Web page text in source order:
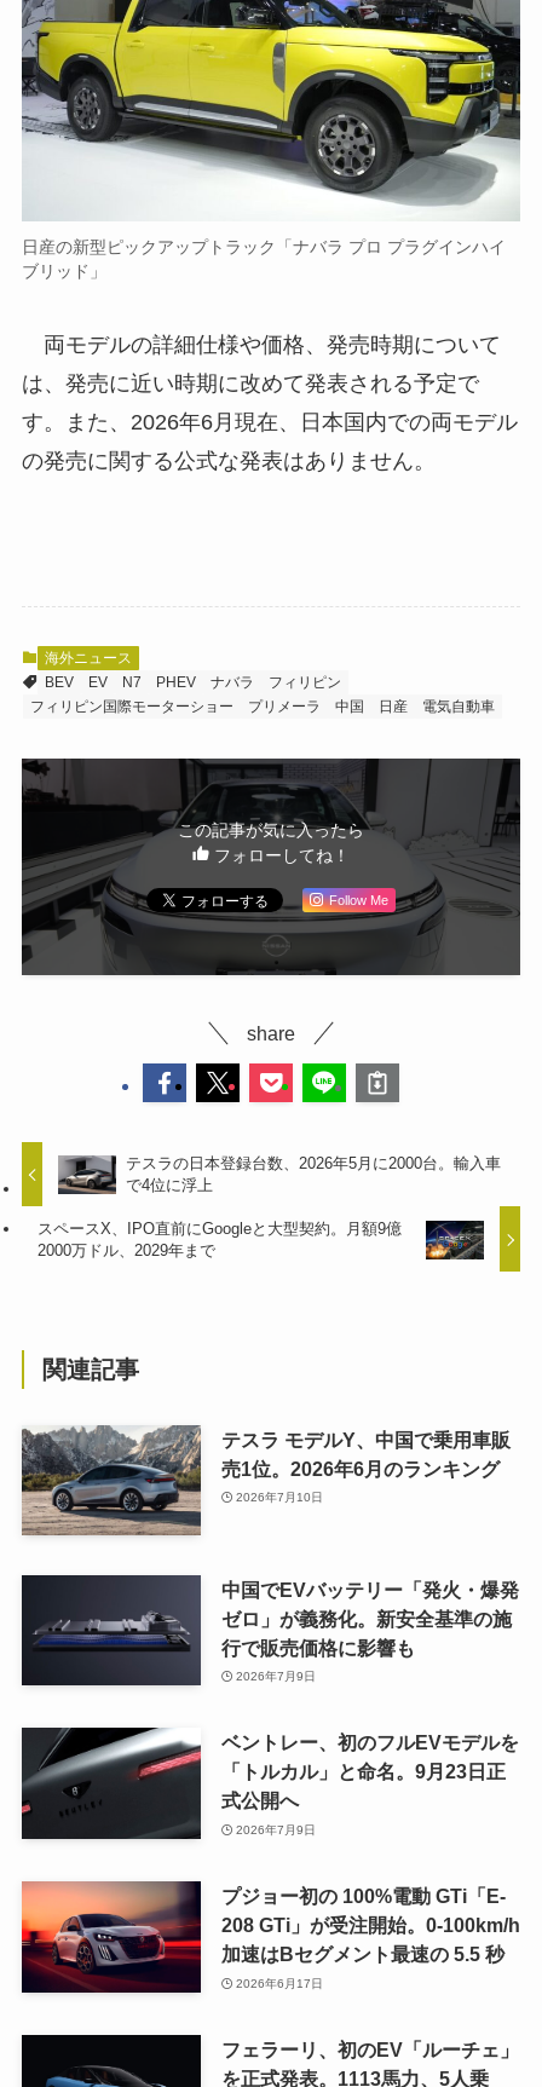
日産の新型ピックアップトラック「ナバラ プロ プラグインハイ
ブリッド」
両モデルの詳細仕様や価格、発売時期について
は、発売に近い時期に改めて発表される予定で
す。また、2026年6月現在、日本国内での両モデル
の発売に関する公式な発表はありません。
海外ニュース
BEV
EV N7 PHEV ナバラ
フィリピン
フィリピン国際モーターショー
プリメーラ 中国 日産 電気自動車
この記事が気に入ったら
フォローしてね！
Follow Me
share
テスラの日本登録台数、2026年5月に2000台。輸入車
で4位に浮上
スペースX、IPO直前にGoogleと大型契約。月額9億
2000万ドル、2029年まで
関連記事
テスラ モデルY、中国で乗用車販
売1位。2026年6月のランキング
2026年7月10日
中国でEVバッテリー「発火・爆発
ゼロ」が義務化。新安全基準の施
行で販売価格に影響も
2026年7月9日
ベントレー、初のフルEVモデルを
「トルカル」と命名。9月23日正
式公開へ
2026年7月9日
プジョー初の 100%電動 GTi「E-
208 GTi」が受注開始。0-100km/h
加速はBセグメント最速の 5.5 秒
2026年6月17日
フェラーリ、初のEV「ルーチェ」
を正式発表。1113馬力、5人乗